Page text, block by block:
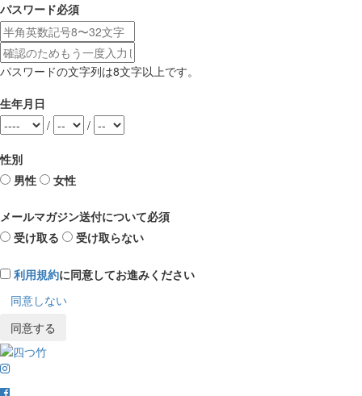
パスワード必須
パスワードの文字列は8文字以上です。
生年月日
/
/
性別
男性
女性
メールマガジン送付について必須
受け取る
受け取らない
利用規約に同意してお進みください
同意しない
同意する